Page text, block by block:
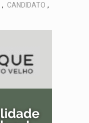
, CANDIDATO ,